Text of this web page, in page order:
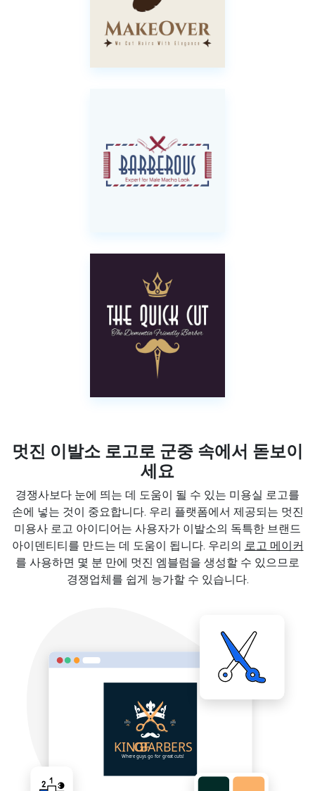
멋진 이발소 로고로 군중 속에서 돋보이
세요
경쟁사보다 눈에 띄는 데 도움이 될 수 있는 미용실 로고를
손에 넣는 것이 중요합니다. 우리 플랫폼에서 제공되는 멋진
미용사 로고 아이디어는 사용자가 이발소의 독특한 브랜드
아이덴티티를 만드는 데 도움이 됩니다. 우리의 로고 메이커
를 사용하면 몇 분 만에 멋진 엠블럼을 생성할 수 있으므로
경쟁업체를 쉽게 능가할 수 있습니다.